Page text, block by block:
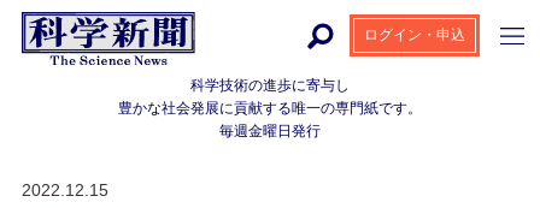
科学技術の進歩に寄与し
豊かな社会発展に貢献する唯一の専門紙です。
毎週金曜日発行
ログイン・申込
2022.12.15